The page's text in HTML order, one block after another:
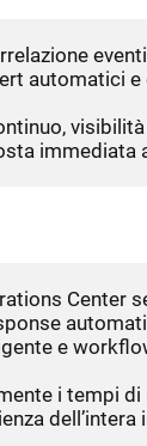
automatici e
immediata
Center
e
i tempi di